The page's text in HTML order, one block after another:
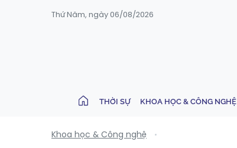
Thứ Năm, ngày 06/08/2026
THỜI SỰ KHOA HỌC & CÔNG NGHỆ
Khoa học & Công nghệ